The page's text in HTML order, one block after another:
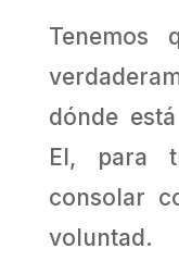
Tenemos
dónde
El, para
consolar
voluntad.